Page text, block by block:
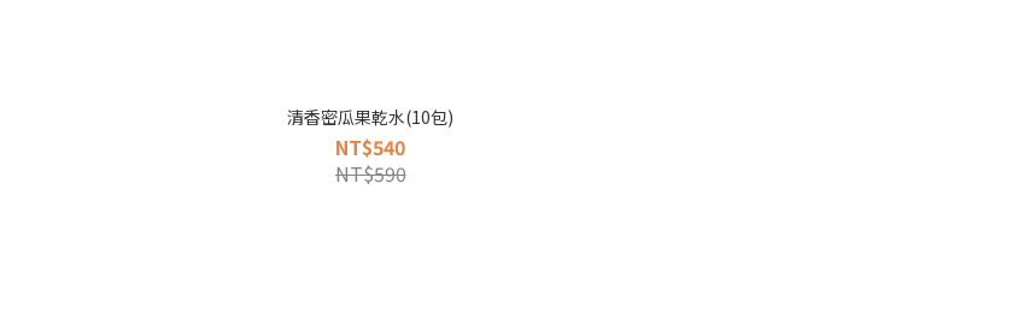
清香密瓜果乾水(10包)
NT$540
NT$590